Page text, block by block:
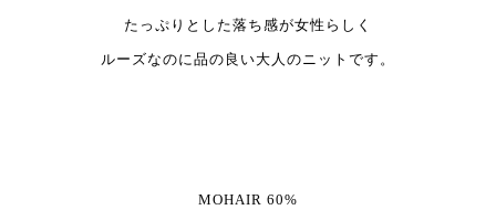
たっぷりとした落ち感が女性らしく
ルーズなのに品の良い大人のニットです。
MOHAIR 60%